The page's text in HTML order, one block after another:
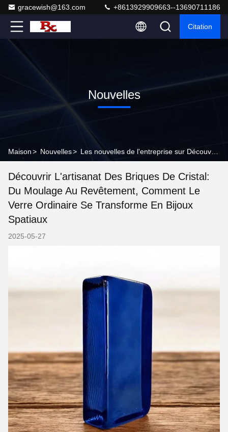
gracewish@163.com +8613929909663--13690711186
Citation
Nouvelles
Maison> Nouvelles>
Découvrir L'artisanat Des Briques De Cristal:
Du Moulage Au Revêtement, Comment Le
Verre Ordinaire Se Transforme En Bijoux
Spatiaux
2025-05-27